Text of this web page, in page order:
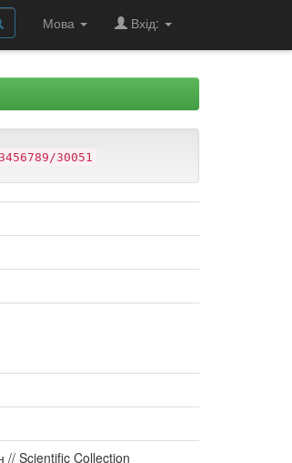
Мова Вхід:
30051
// Scientific Collection